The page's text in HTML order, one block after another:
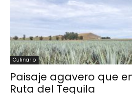
Culinario
Paisaje agavero que
Ruta del Tequila